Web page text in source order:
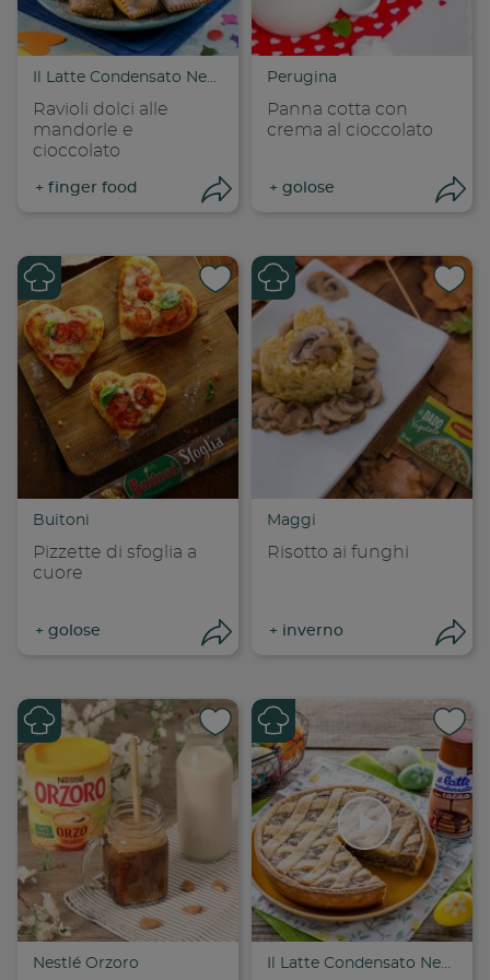
Copia link
Ravioli dolci alle
mandorle e
cioccolato
+ finger food
Condividi su
Copia link
Perugina
Panna cotta con
crema al cioccolato
+ golose
Buitoni
Pizzette di sfoglia a
cuore
+ golose
Condividi su
Copia link
Maggi
Risotto ai funghi
+ inverno
Nestlé Orzoro Il Latte Condensato Nestlé